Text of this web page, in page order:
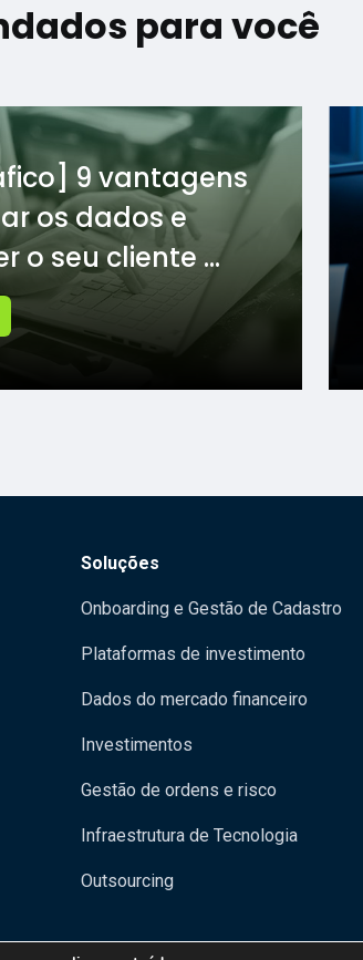
para você
9 vantagens
os dados e
o seu cliente ...
Soluções
Onboarding e Gestão de Cadastro
Plataformas de investimento
Dados do mercado financeiro
Investimentos
Gestão de ordens e risco
Infraestrutura de Tecnologia
Outsourcing